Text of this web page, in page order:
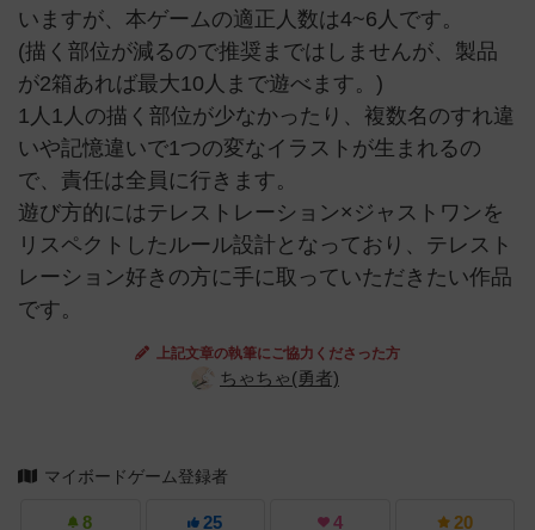
いますが、本ゲームの適正人数は4~6人です。
(描く部位が減るので推奨まではしませんが、製品
が2箱あれば最大10人まで遊べます。)
1人1人の描く部位が少なかったり、複数名のすれ違
いや記憶違いで1つの変なイラストが生まれるの
で、責任は全員に行きます。
遊び方的にはテレストレーション×ジャストワンを
リスペクトしたルール設計となっており、テレスト
レーション好きの方に手に取っていただきたい作品
です。
上記文章の執筆にご協力くださった方
ちゃちゃ(勇者)
マイボードゲーム登録者
8 25 4 20